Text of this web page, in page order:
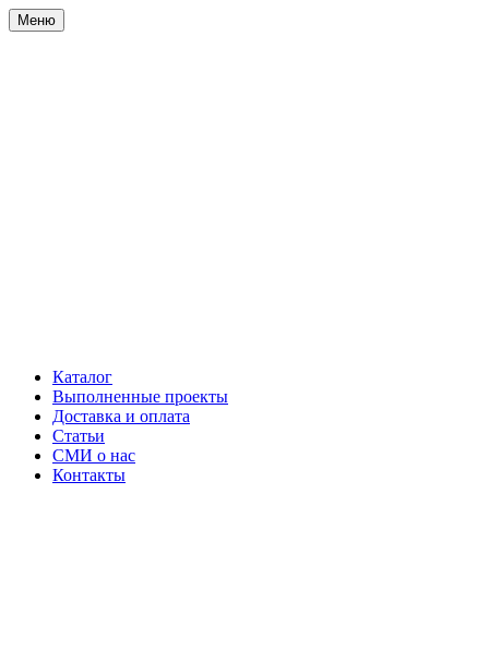
Меню
Каталог
Выполненные проекты
Доставка и оплата
Статьи
СМИ о нас
Контакты